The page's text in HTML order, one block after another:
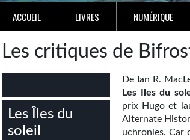
ACCUEIL LIVRES NUMÉRIQUE
Les critiques de
Les Îles du
soleil
De Ian R.
Les Iles du
prix Hugo et
Alternate
uchronies. Car